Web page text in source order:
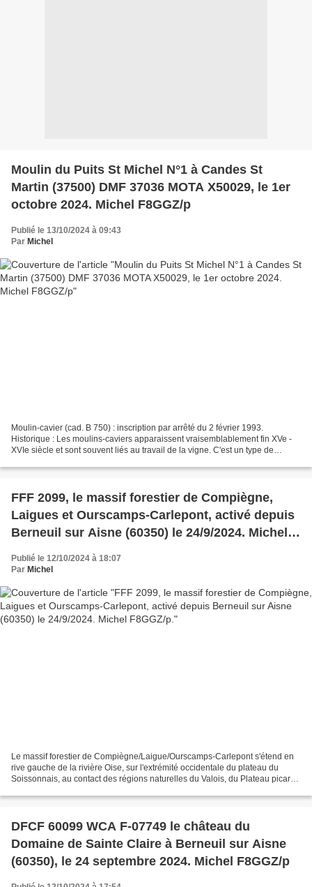
Moulin du Puits St Michel N°1 à Candes St
Martin (37500) DMF 37036 MOTA X50029, le 1er
octobre 2024. Michel F8GGZ/p
Publié le 13/10/2024 à 09:43
Par Michel
Moulin-cavier (cad. B 750) : inscription par arrêté du 2 février 1993.
Historique : Les moulins-caviers apparaissent vraisemblablement fin XVe -
XVIe siècle et sont souvent liés au travail de la vigne. C'est un type de
FFF 2099, le massif forestier de Compiègne,
Laigues et Ourscamps-Carlepont, activé depuis
Berneuil sur Aisne (60350) le 24/9/2024. Michel
F8GGZ/p.
Publié le 12/10/2024 à 18:07
Par Michel
Le massif forestier de Compiègne/Laigue/Ourscamps-Carlepont s'étend en
rive gauche de la rivière Oise, sur l'extrémité occidentale du plateau du
Soissonnais, au contact des régions naturelles du Valois, du Plateau picard,
DFCF 60099 WCA F-07749 le château du
Domaine de Sainte Claire à Berneuil sur Aisne
(60350), le 24 septembre 2024. Michel F8GGZ/p